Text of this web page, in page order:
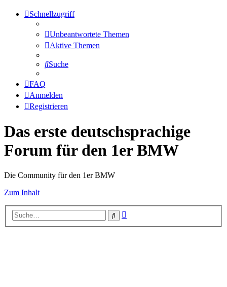
Schnellzugriff
Unbeantwortete Themen
Aktive Themen
Suche
FAQ
Anmelden
Registrieren
Das erste deutschsprachige
Forum für den 1er BMW
Die Community für den 1er BMW
Zum Inhalt
Suche